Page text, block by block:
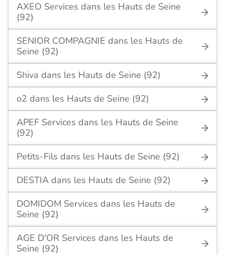
AXEO Services dans les Hauts de Seine
(92)
SENIOR COMPAGNIE dans les Hauts de
Seine (92)
Shiva dans les Hauts de Seine (92)
o2 dans les Hauts de Seine (92)
APEF Services dans les Hauts de Seine
(92)
Petits-Fils dans les Hauts de Seine (92)
DESTIA dans les Hauts de Seine (92)
DOMIDOM Services dans les Hauts de
Seine (92)
AGE D'OR Services dans les Hauts de
Seine (92)